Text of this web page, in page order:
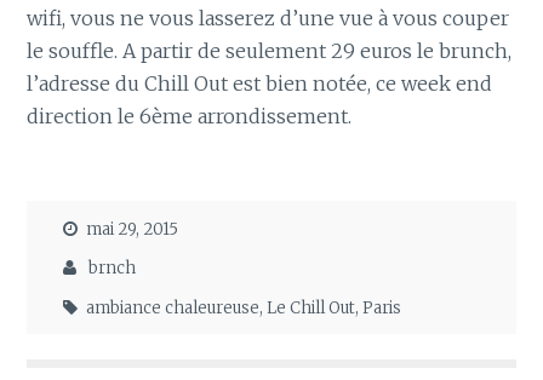
wifi, vous ne vous lasserez d’une vue à vous couper
le souffle. A partir de seulement 29 euros le brunch,
l’adresse du Chill Out est bien notée, ce week end
direction le 6ème arrondissement.
mai 29, 2015
brnch
ambiance chaleureuse,Le Chill Out,Paris